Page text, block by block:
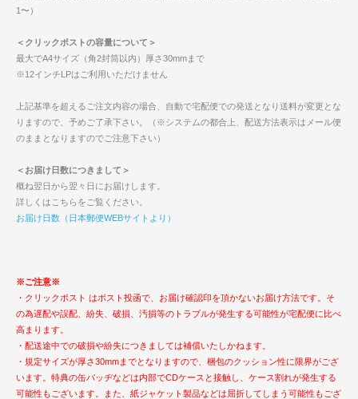
1〜）
＜クリックポストの容量について＞
最大でA4サイズ（角2封筒以内）厚さ30mmまで
※12インチLPはご利用いただけません
上記基準を超えるご注文内容の場合、自動で宅配便での発送となり送料が変更とな
りますので、予めご了承下さい。（※システムの都合上、配送方法表示はメール便
のままとなりますのでご注意下さい）
＜お届け日数につきまして＞
概ね翌日から翌々日にお届けします。
詳しくはこちらをご覧ください。
お届け日数（日本郵便WEBサイトより）
※ご注意※
・クリックポスト はポスト投函で、お届け確認印を頂かないお届け方法です。そ
の為遅配や誤配、紛失、破損、汚損等のトラブルが発生する可能性が宅配便に比べ
高まります。
・配送途中での破損や紛失につきましては補償いたしかねます。
・規定サイズが厚さ30mmまでとなりますので、梱包のクッション性に限界がござ
います。特典の缶バッヂなどは内部でCDケースと接触し、ケース割れが発生する
可能性もございます。また、紙ジャケット製品などは屈折してしまう可能性もござ